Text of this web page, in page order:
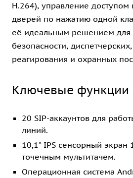
H.264), управление доступом
дверей по нажатию одной
её идеальным решением для
безопасности,
реагирования и охранных
Ключевые функции
20 SIP-аккаунтов для
линий.
10,1" IPS сенсорный экран
точечным мультитачем.
Операционная система